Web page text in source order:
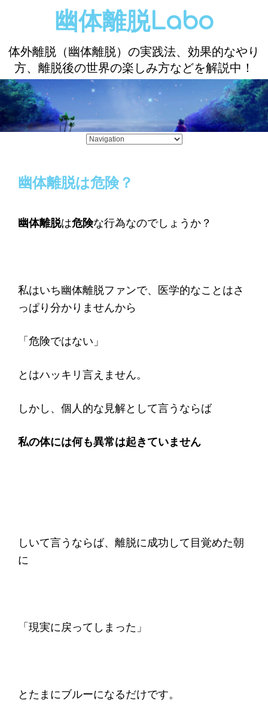
幽体離脱Labo
体外離脱（幽体離脱）の実践法、効果的なやり
方、離脱後の世界の楽しみ方などを解説中！
幽体離脱は危険？
幽体離脱は危険な行為なのでしょうか？
私はいち幽体離脱ファンで、医学的なことはさ
っぱり分かりませんから
「危険ではない」
とはハッキリ言えません。
しかし、個人的な見解として言うならば
私の体には何も異常は起きていません
しいて言うならば、離脱に成功して目覚めた朝
に
「現実に戻ってしまった」
とたまにブルーになるだけです。